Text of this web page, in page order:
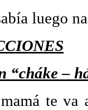
luego
“cháke –
tu